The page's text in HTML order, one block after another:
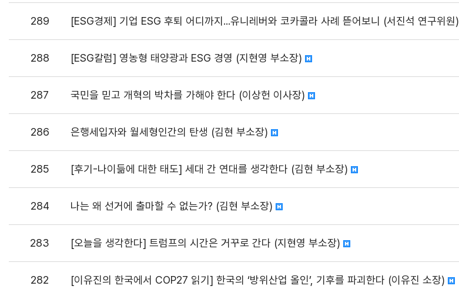
289 [ESG경제] 기업 ESG 후퇴 어디까지...유니레버와 코카콜라 사례 뜯어보니 (서진석 연구위원)
288 [ESG칼럼] 영농형 태양광과 ESG 경영 (지현영 부소장)
287 국민을 믿고 개혁의 박차를 가해야 한다 (이상헌 이사장)
286 은행세입자와 월세형인간의 탄생 (김현 부소장)
285 [후기-나이듦에 대한 태도] 세대 간 연대를 생각한다 (김현 부소장)
284 나는 왜 선거에 출마할 수 없는가? (김현 부소장)
283 [오늘을 생각한다] 트럼프의 시간은 거꾸로 간다 (지현영 부소장)
282 [이유진의 한국에서 COP27 읽기] 한국의 ‘방위산업 올인’, 기후를 파괴한다 (이유진 소장)